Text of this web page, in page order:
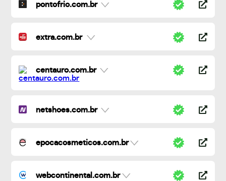
pontofrio.com.br
extra.com.br
centauro.com.br
netshoes.com.br
epocacosmeticos.com.br
webcontinental.com.br